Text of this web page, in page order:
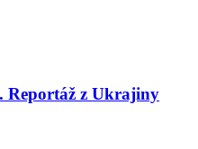
Reportáž z Ukrajiny